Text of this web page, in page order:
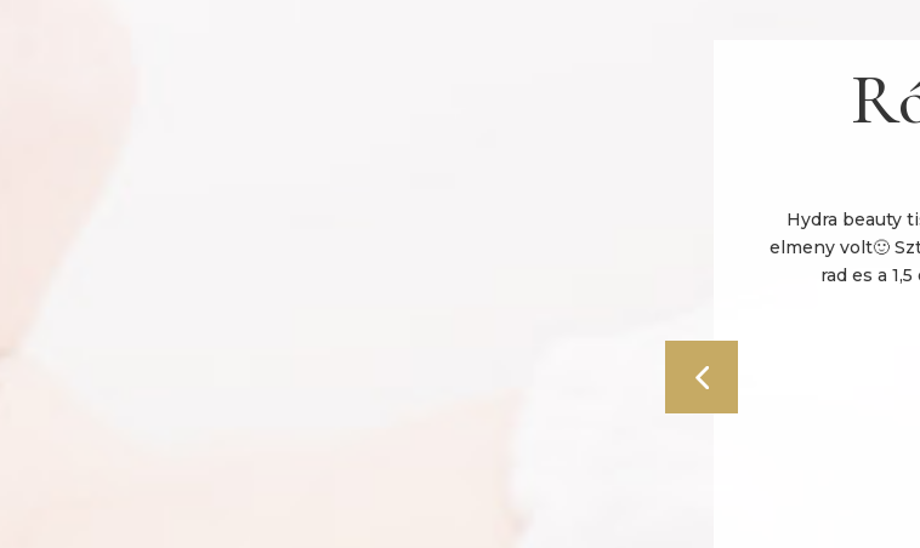
végtelenül kedves, nagyon jól érzi az ember magát nála és már alig várja a
Hydra beauty
elmeny volt🙂
rad es a